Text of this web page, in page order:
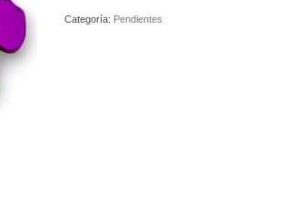
Categoría: Pendientes